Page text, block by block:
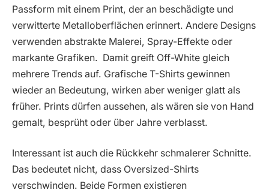
Passform mit einem Print, der an beschädigte und
verwitterte Metalloberflächen erinnert. Andere Designs
verwenden abstrakte Malerei, Spray-Effekte oder
markante Grafiken. Damit greift Off-White gleich
mehrere Trends auf. Grafische T-Shirts gewinnen
wieder an Bedeutung, wirken aber weniger glatt als
früher. Prints dürfen aussehen, als wären sie von Hand
gemalt, besprüht oder über Jahre verblasst.
Interessant ist auch die Rückkehr schmalerer Schnitte.
Das bedeutet nicht, dass Oversized-Shirts
verschwinden. Beide Formen existieren